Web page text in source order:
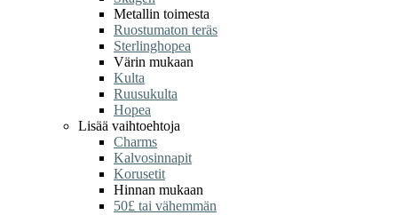
Metallin toimesta
Ruostumaton teräs
Sterlinghopea
Värin mukaan
Kulta
Ruusukulta
Hopea
Lisää vaihtoehtoja
Charms
Kalvosinnapit
Korusetit
Hinnan mukaan
50£ tai vähemmän